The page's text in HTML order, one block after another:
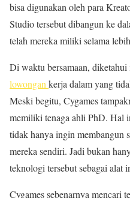
bisa digunakan oleh para
Studio tersebut dibangun ke
telah mereka miliki selama
Di waktu bersamaan, diketahui
lowongan kerja dalam yang
Meski begitu, Cygames
memiliki tenaga ahli PhD. Hal
tidak hanya ingin membangun
mereka sendiri. Jadi bukan
teknologi tersebut sebagai alat
Cygames sebenarnya mencari